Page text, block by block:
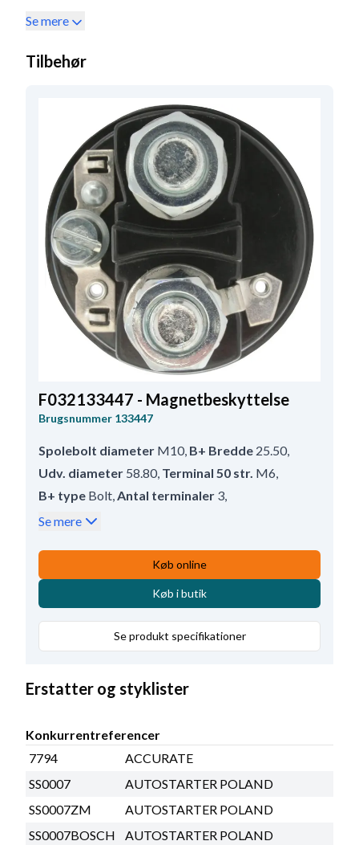
Se mere
Tilbehør
F032133447 - Magnetbeskyttelse
Brugsnummer 133447
Spolebolt diameter M10, B+ Bredde 25.50,
Udv. diameter 58.80, Terminal 50 str. M6
B+ type Bolt Antal terminaler 3
Spolebolt længde
Screw ,
Indvendig diameter
BemærkningHC-CARGO 130303, 131042,
Se mere
Køb online
Køb i butik
Se produkt specifikationer
Erstatter og styklister
Konkurrentreferencer
7794
ACCURATE
SS0007
AUTOSTARTER POLAND
SS0007ZM
AUTOSTARTER POLAND
SS0007BOSCH
AUTOSTARTER POLAND